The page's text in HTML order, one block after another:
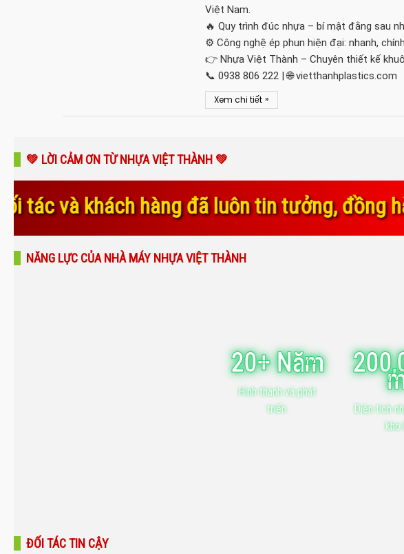
Việt Nam.
🔥 Quy trình đúc nhựa – bí mật đằng sau
⚙️ Công nghệ ép phun hiện đại: nhanh,
👉 Nhựa Việt Thành – Chuyên thiết kế
📞 0938 806 222 | 🌐 vietthanhplastics.com
Xem chi tiết »
💚 LỜI CẢM ƠN TỪ NHỰA VIỆT THÀNH 💚
tin tưởng, đồng hành và ủng hộ
NĂNG LỰC CỦA NHÀ MÁY NHỰA VIỆT THÀNH
20+ Năm
Hình thành và phát
triển
Diện tích
kho
ĐỐI TÁC TIN CẬY